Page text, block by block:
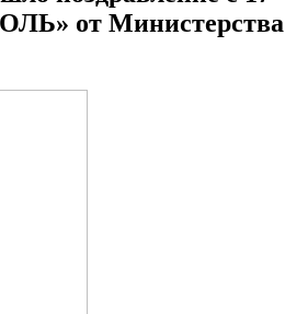
от Министерства